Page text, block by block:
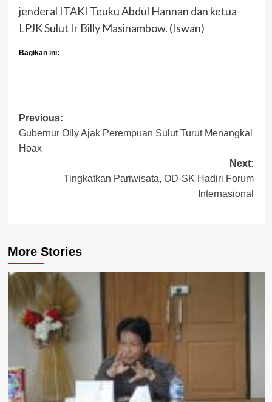
jenderal ITAKI Teuku Abdul Hannan dan ketua
LPJK Sulut Ir Billy Masinambow. (Iswan)
Bagikan ini:
Post
navigation
Previous:
Gubernur Olly Ajak Perempuan Sulut Turut Menangkal
Hoax
Next:
Tingkatkan Pariwisata, OD-SK Hadiri Forum
Internasional
More Stories